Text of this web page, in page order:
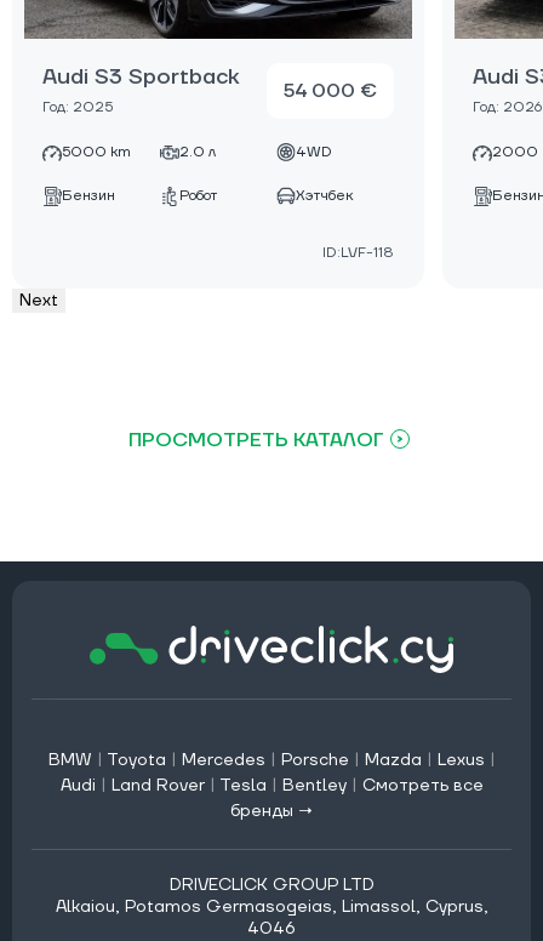
Audi S3 Sportback
Год: 2025
54 000 €
5000 km 2.0 л 4WD
Бензин Робот Хэтчбек
ID:LVF-118
Audi
Год: 2026
2000
Next
ПРОСМОТРЕТЬ КАТАЛОГ
BMW | Toyota | Mercedes | Porsche | Mazda | Lexus |
Audi | Land Rover | Tesla | Bentley | Смотреть все
бренды →
DRIVECLICK GROUP LTD
Alkaiou, Potamos Germasogeias, Limassol, Cyprus,
4046